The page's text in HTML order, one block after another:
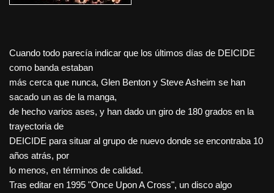
Cuando todo parecía indicar que los últimos días de DEICIDE
como banda estaban
más cerca que nunca, Glen Benton y Steve Asheim se han
sacado un as de la manga,
de hecho varios ases, y han dado un giro de 180 grados en la
trayectoria de
DEICIDE para situar al grupo de nuevo donde se encontraba 10
años atrás, por
lo menos, en términos de calidad.
Tras editar en 1995 "Once Upon A Cross", un disco algo